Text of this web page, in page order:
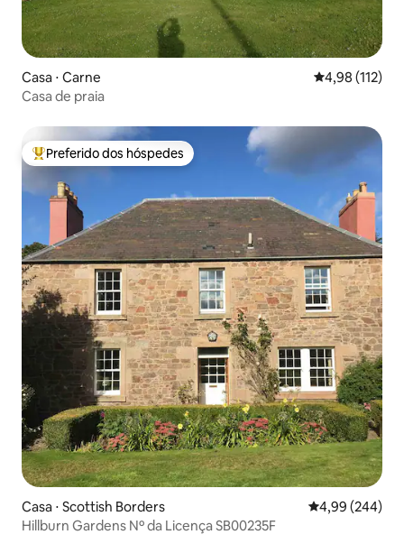
Casa ⋅ Carne 4,98 de uma
4,98 (112)
Casa de praia
Entre os melhores preferidos dos hóspedes
Preferido dos hóspedes
Casa ⋅ Scottish Borders 4,99 de uma
4,99 (244)
Hillburn Gardens Nº da Licença SB00235F